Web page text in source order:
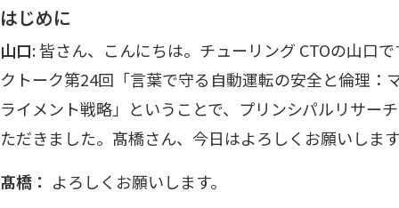
はじめに
山口: 皆さん、こんにちは。チューリング CTOの山口
クトーク第24回「言葉で守る自動運転の安全と倫理：
ライメント戦略」ということで、プリンシパルリサー
ただきました。髙橋さん、今日はよろしくお願いしま
髙橋： よろしくお願いします。